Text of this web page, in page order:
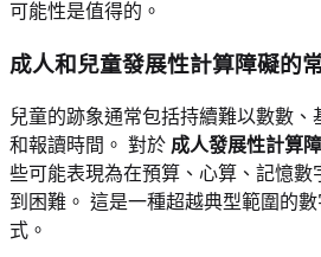
可能性是值得的。
成人和兒童發展性計算障礙的
兒童的跡象通常包括持續難以數數、
和報讀時間。 對於 成人發展性計算
些可能表現為在預算、心算、記憶數
到困難。 這是一種超越典型範圍的
式。